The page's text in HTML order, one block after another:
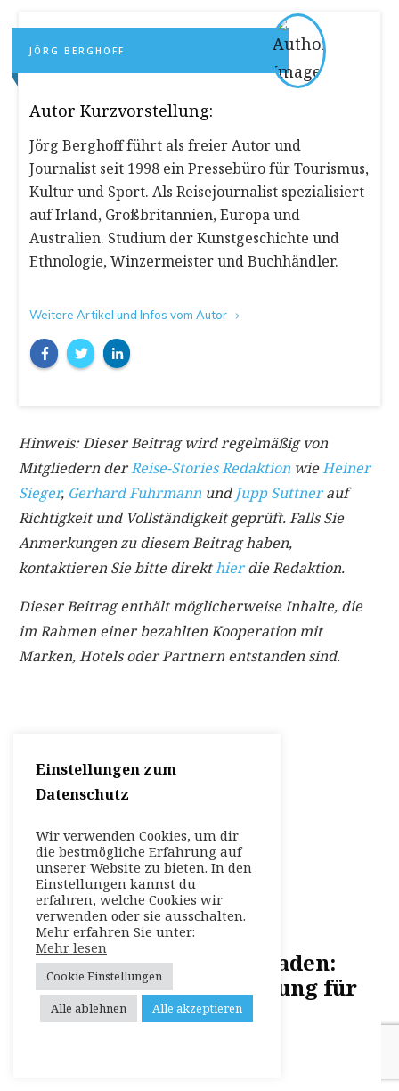
JÖRG BERGHOFF
Autor Kurzvorstellung:
Jörg Berghoff führt als freier Autor und
Journalist seit 1998 ein Pressebüro für Tourismus,
Kultur und Sport. Als Reisejournalist spezialisiert
auf Irland, Großbritannien, Europa und
Australien. Studium der Kunstgeschichte und
Ethnologie, Winzermeister und Buchhändler.
Weitere Artikel und Infos vom Autor
Hinweis: Dieser Beitrag wird regelmäßig von
Mitgliedern derReise-Stories Redaktion wieHeiner
Sieger, Gerhard Fuhrmann und Jupp Suttnerauf
Richtigkeit und Vollständigkeit geprüft. Falls Sie
Anmerkungen zu diesem Beitrag haben,
kontaktieren Sie bitte direkthierdie Redaktion.
Dieser Beitrag enthält möglicherweise Inhalte, die
im Rahmen einer bezahlten Kooperation mit
Marken, Hotels oder Partnern entstanden sind.
Bergerlebnis Berchtesgaden:
Abenteuer und Erfrischung für
die ganze Familie
Einstellungen zum
Datenschutz
Wir verwenden Cookies, um dir
die bestmögliche Erfahrung auf
unserer Website zu bieten. In den
Einstellungen kannst du
erfahren, welche Cookies wir
verwenden oder sie ausschalten.
Mehr erfahren Sie unter:
Mehr lesen
Cookie Einstellungen
Alle ablehnen
Alle akzeptieren